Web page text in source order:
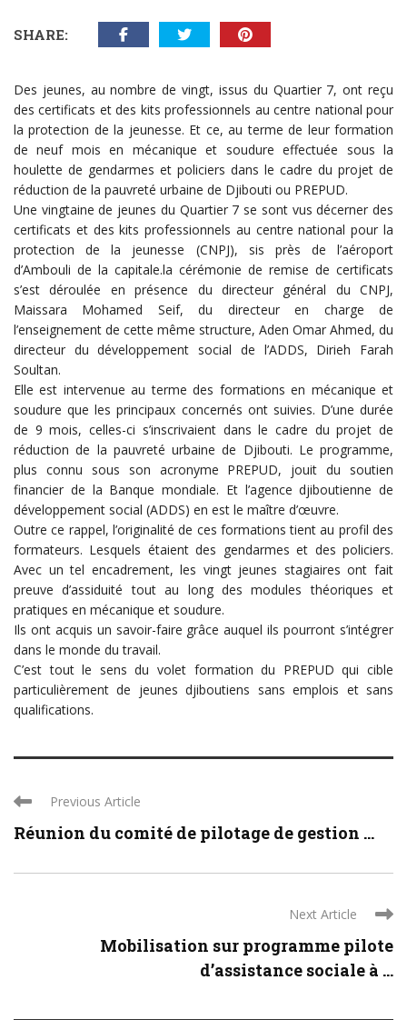
SHARE:
Des jeunes, au nombre de vingt, issus du Quartier 7, ont reçu
des certificats et des kits professionnels au centre national pour
la protection de la jeunesse. Et ce, au terme de leur formation
de neuf mois en mécanique et soudure effectuée sous la
houlette de gendarmes et policiers dans le cadre du projet de
réduction de la pauvreté urbaine de Djibouti ou PREPUD.
Une vingtaine de jeunes du Quartier 7 se sont vus décerner des
certificats et des kits professionnels au centre national pour la
protection de la jeunesse (CNPJ), sis près de l’aéroport
d’Ambouli de la capitale.la cérémonie de remise de certificats
s’est déroulée en présence du directeur général du CNPJ,
Maissara Mohamed Seif, du directeur en charge de
l’enseignement de cette même structure, Aden Omar Ahmed, du
directeur du développement social de l’ADDS, Dirieh Farah
Soultan.
Elle est intervenue au terme des formations en mécanique et
soudure que les principaux concernés ont suivies. D’une durée
de 9 mois, celles-ci s’inscrivaient dans le cadre du projet de
réduction de la pauvreté urbaine de Djibouti. Le programme,
plus connu sous son acronyme PREPUD, jouit du soutien
financier de la Banque mondiale. Et l’agence djiboutienne de
développement social (ADDS) en est le maître d’œuvre.
Outre ce rappel, l’originalité de ces formations tient au profil des
formateurs. Lesquels étaient des gendarmes et des policiers.
Avec un tel encadrement, les vingt jeunes stagiaires ont fait
preuve d’assiduité tout au long des modules théoriques et
pratiques en mécanique et soudure.
Ils ont acquis un savoir-faire grâce auquel ils pourront s’intégrer
dans le monde du travail.
C’est tout le sens du volet formation du PREPUD qui cible
particulièrement de jeunes djiboutiens sans emplois et sans
qualifications.
Previous Article
Réunion du comité de pilotage de gestion ...
Next Article
Mobilisation sur programme pilote
d’assistance sociale à ...